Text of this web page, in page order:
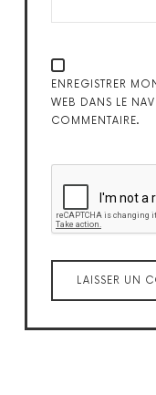
ENREGISTRER
WEB DANS LE
COMMENTAIRE.